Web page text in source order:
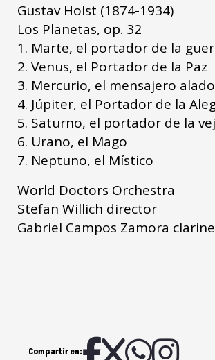
Gustav Holst (1874-1934)
Los Planetas, op. 32
1. Marte, el portador de la
2. Venus, el Portador de la Paz
3. Mercurio, el mensajero alado
4. Júpiter, el Portador de la
5. Saturno, el portador de la
6. Urano, el Mago
7. Neptuno, el Místico
World Doctors Orchestra
Stefan Willich director
Gabriel Campos Zamora
Compartir en: